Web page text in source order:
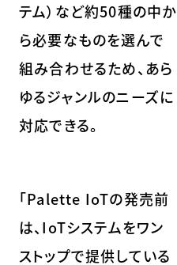
テム）など約50種の中か
ら必要なものを選んで
組み合わせるため、あら
ゆるジャンルのニーズに
対応できる。
「Palette IoTの発売前
は、IoTシステムをワン
ストップで提供している